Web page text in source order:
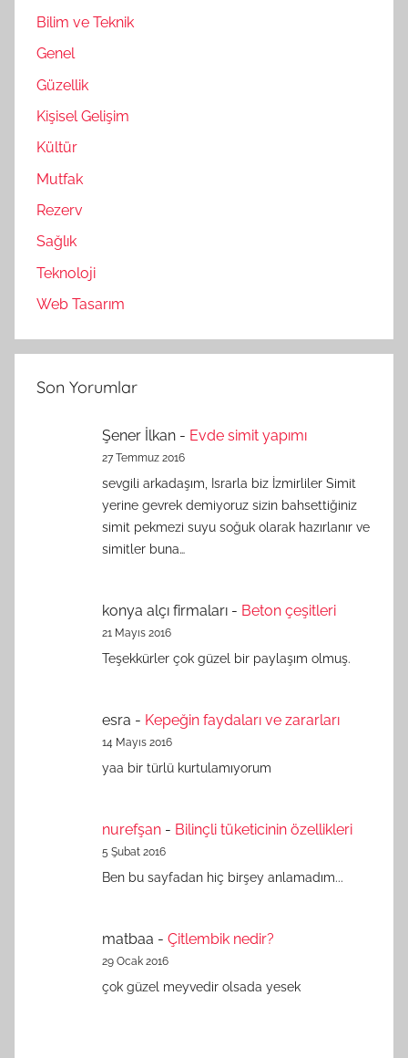
Bilim ve Teknik
Genel
Güzellik
Kişisel Gelişim
Kültür
Mutfak
Rezerv
Sağlık
Teknoloji
Web Tasarım
Son Yorumlar
Şener İlkan - Evde simit yapımı
27 Temmuz 2016
sevgili arkadaşım, Israrla biz İzmirliler Simit
yerine gevrek demiyoruz sizin bahsettiğiniz
simit pekmezi suyu soğuk olarak hazırlanır ve
simitler buna…
konya alçı firmaları - Beton çeşitleri
21 Mayıs 2016
Teşekkürler çok güzel bir paylaşım olmuş.
esra - Kepeğin faydaları ve zararları
14 Mayıs 2016
yaa bir türlü kurtulamıyorum
nurefşan - Bilinçli tüketicinin özellikleri
5 Şubat 2016
Ben bu sayfadan hiç birşey anlamadım...
matbaa - Çitlembik nedir?
29 Ocak 2016
çok güzel meyvedir olsada yesek